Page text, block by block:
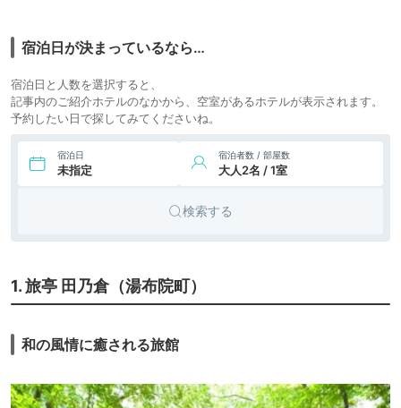
宿泊日が決まっているなら…
宿泊日と人数を選択すると、
記事内のご紹介ホテルのなかから、空室があるホテルが表示されます。
予約したい日で探してみてくださいね。
宿泊日
未指定
宿泊者数 / 部屋数
大人2名 / 1室
検索する
1. 旅亭 田乃倉（湯布院町）
和の風情に癒される旅館